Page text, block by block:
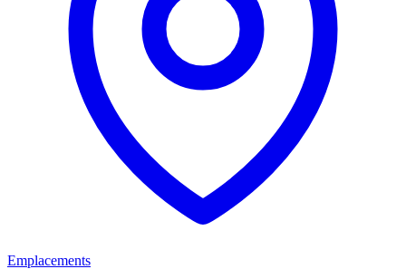
Emplacements